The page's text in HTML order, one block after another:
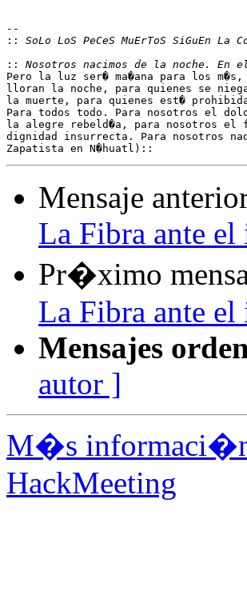
--
::
::
Pero la luz ser� ma�ana para los
lloran la noche, para quienes se
la muerte, para quienes est�
Para todos todo. Para nosotros el
la alegre rebeld�a, para nosotros el
dignidad insurrecta. Para nosotros
Mensaje
La Fibra ante
Pr�ximo
La Fibra ante
Mensajes
autor ]
M�s
HackMeeting